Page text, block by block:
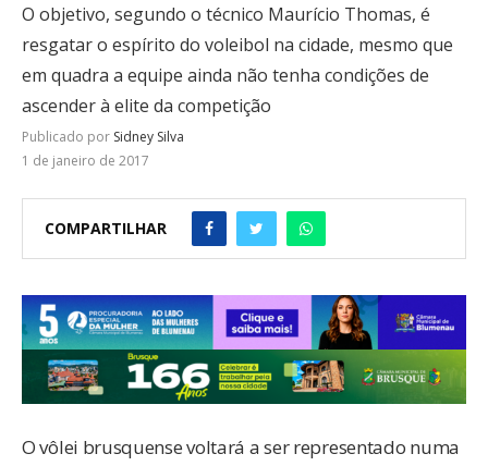
O objetivo, segundo o técnico Maurício Thomas, é
resgatar o espírito do voleibol na cidade, mesmo que
em quadra a equipe ainda não tenha condições de
ascender à elite da competição
Publicado por Sidney Silva
1 de janeiro de 2017
COMPARTILHAR
O vôlei brusquense voltará a ser representado numa